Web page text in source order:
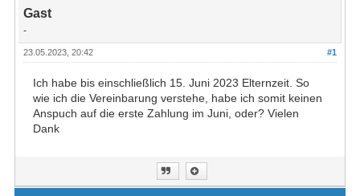
Gast
-
#1
23.05.2023, 20:42
Ich habe bis einschließlich 15. Juni 2023 Elternzeit. So
wie ich die Vereinbarung verstehe, habe ich somit keinen
Anspuch auf die erste Zahlung im Juni, oder? Vielen
Dank